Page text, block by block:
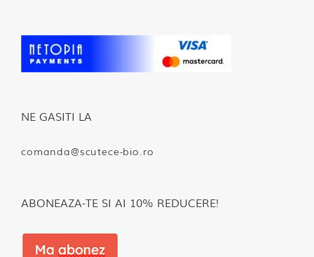
NE GASITI LA
comanda@scutece-bio.ro
ABONEAZA-TE SI AI 10% REDUCERE!